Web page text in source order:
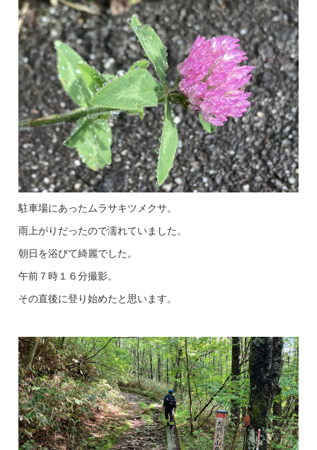
駐車場にあったムラサキツメクサ。
雨上がりだったので濡れていました。
朝日を浴びて綺麗でした。
午前７時１６分撮影。
その直後に登り始めたと思います。